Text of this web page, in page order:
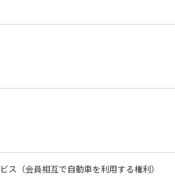
ス（会員相互で自動車を利用する権利）